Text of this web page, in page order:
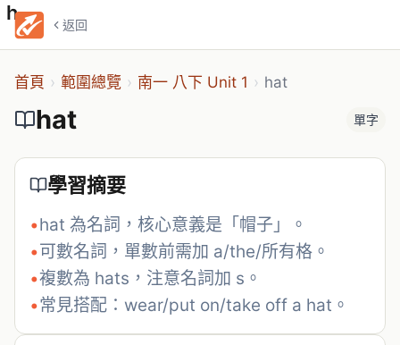
返回
hat
首頁 › 範圍總覽 › 南一 八下 Unit 1 › hat
hat 單字
學習摘要
•hat 為名詞，核心意義是「帽子」。
•可數名詞，單數前需加 a/the/所有格。
•複數為 hats，注意名詞加 s。
•常見搭配：wear/put on/take off a hat。